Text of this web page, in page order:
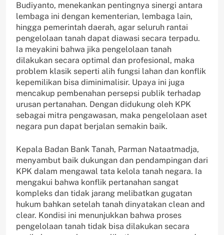
Budiyanto, menekankan pentingnya sinergi antara
lembaga ini dengan kementerian, lembaga lain,
hingga pemerintah daerah, agar seluruh rantai
pengelolaan tanah dapat diawasi secara terpadu.
Ia meyakini bahwa jika pengelolaan tanah
dilakukan secara optimal dan profesional, maka
problem klasik seperti alih fungsi lahan dan konflik
kepemilikan bisa diminimalisir. Upaya ini juga
mencakup pembenahan persepsi publik terhadap
urusan pertanahan. Dengan didukung oleh KPK
sebagai mitra pengawasan, maka pengelolaan aset
negara pun dapat berjalan semakin baik.
Kepala Badan Bank Tanah, Parman Nataatmadja,
menyambut baik dukungan dan pendampingan dari
KPK dalam mengawal tata kelola tanah negara. Ia
mengakui bahwa konflik pertanahan sangat
kompleks dan tidak jarang melibatkan gugatan
hukum bahkan setelah tanah dinyatakan clean and
clear. Kondisi ini menunjukkan bahwa proses
pengelolaan tanah tidak bisa dilakukan secara